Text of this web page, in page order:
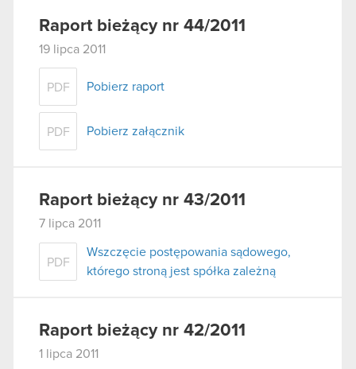
Raport bieżący nr 44/2011
19 lipca 2011
PDF Pobierz raport
PDF Pobierz załącznik
Raport bieżący nr 43/2011
7 lipca 2011
PDF
Wszczęcie postępowania sądowego,
którego stroną jest spółka zależną
Raport bieżący nr 42/2011
1 lipca 2011